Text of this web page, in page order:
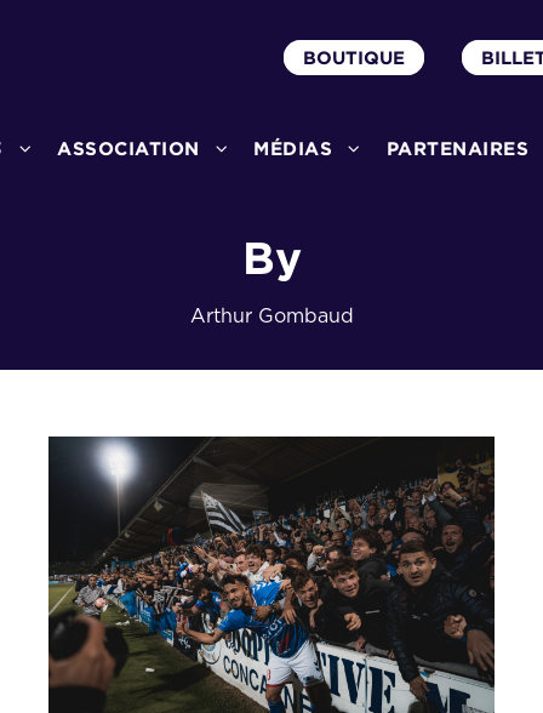
BOUTIQUE
ASSOCIATION MÉDIAS PARTENAIRES
By
Arthur Gombaud